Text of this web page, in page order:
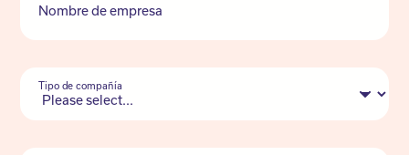
Nombre de empresa
Tipo de compañía